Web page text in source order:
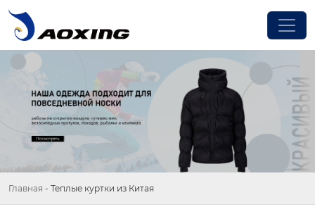
Главная - Теплые куртки из Китая